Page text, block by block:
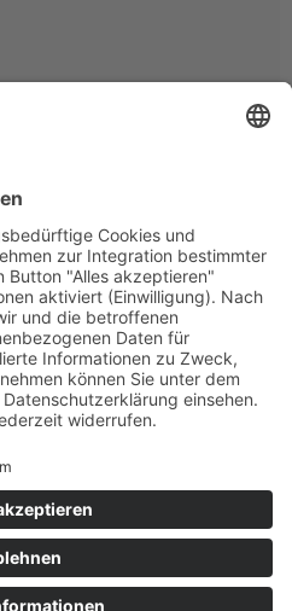
All rights reserved.Website by